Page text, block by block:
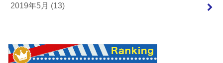
2019年5月 (13)